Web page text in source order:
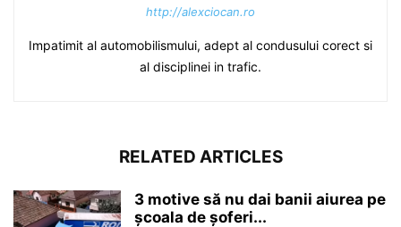
http://alexciocan.ro
Impatimit al automobilismului, adept al condusului corect si
al disciplinei in trafic.
RELATED ARTICLES
3 motive să nu dai banii aiurea pe
școala de șoferi...